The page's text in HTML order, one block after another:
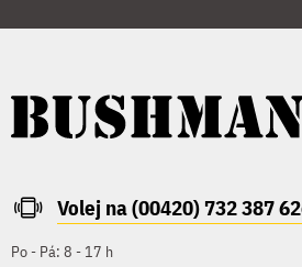
Volej na (00420) 732 387
Po - Pá: 8 - 17 h